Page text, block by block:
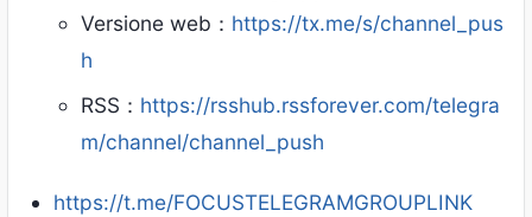
Versione web： https://tx.me/s/channel_pus
h
RSS： https://rsshub.rssforever.com/telegra
m/channel/channel_push
https://t.me/FOCUSTELEGRAMGROUPLINK